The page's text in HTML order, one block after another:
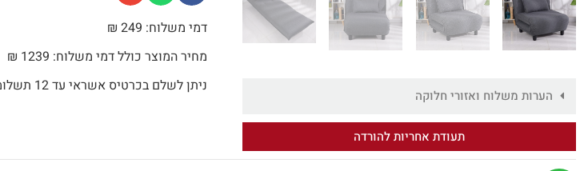
הערות משלוח ואזורי חלוקה
תעודת אחריות להורדה
דמי משלוח: 249 ₪
מחיר המוצר כולל דמי משלוח: 1239 ₪
ניתן לשלם בכרטיס אשראי עד 12 תשלומים לא ריבית או הצמדה.